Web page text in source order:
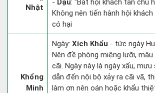
Nhật
- Dậu: “Bất hội khách tân chủ
Không nên tiến hành hội
có hại
Khổng
Minh
Ngày: Xích Khẩu - tức ngày
Nên đề phòng miệng lưỡi,
cãi. Ngày này là ngày xấu,
dẫn đến nội bộ xảy ra cãi vã,
làm ơn nên oán hoặc khẩu